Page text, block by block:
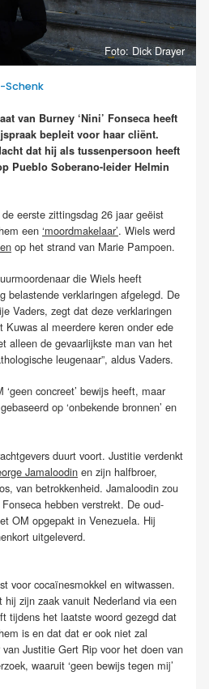
Foto: Dick Drayer
Schenk
van Burney ‘Nini’ Fonseca heeft
bepleit voor haar cliënt.
dat hij als tussenpersoon heeft
Pueblo Soberano-leider Helmin
eerste zittingsdag 26 jaar geëist
een ‘moordmakelaar’. Wiels werd
op het strand van Marie Pampoen.
die Wiels heeft
belastende verklaringen afgelegd. De
Vaders, zegt dat deze verklaringen
Kuwas al meerdere keren onder ede
alleen de gevaarlijkste man van het
leugenaar”, aldus Vaders.
concreet’ bewijs heeft, maar
op ‘onbekende bronnen’ en
duurt voort. Justitie verdenkt
Jamaloodin en zijn halfbroer,
van betrokkenheid. Jamaloodin zou
hebben verstrekt. De oud-
OM opgepakt in Venezuela. Hij
uitgeleverd.
voor cocaïnesmokkel en witwassen.
zijn zaak vanuit Nederland via een
tijdens het laatste woord gezegd dat
is en dat dat er ook niet zal
Justitie Gert Rip voor het doen van
waaruit ‘geen bewijs tegen mij’